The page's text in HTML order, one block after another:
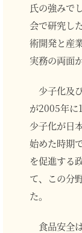
氏の強みで
会で研究し
術開発と産
実務の両面
少子化及
が2005年に
少子化が日
始めた時期
を促進する
て、この分
た。
食品安全